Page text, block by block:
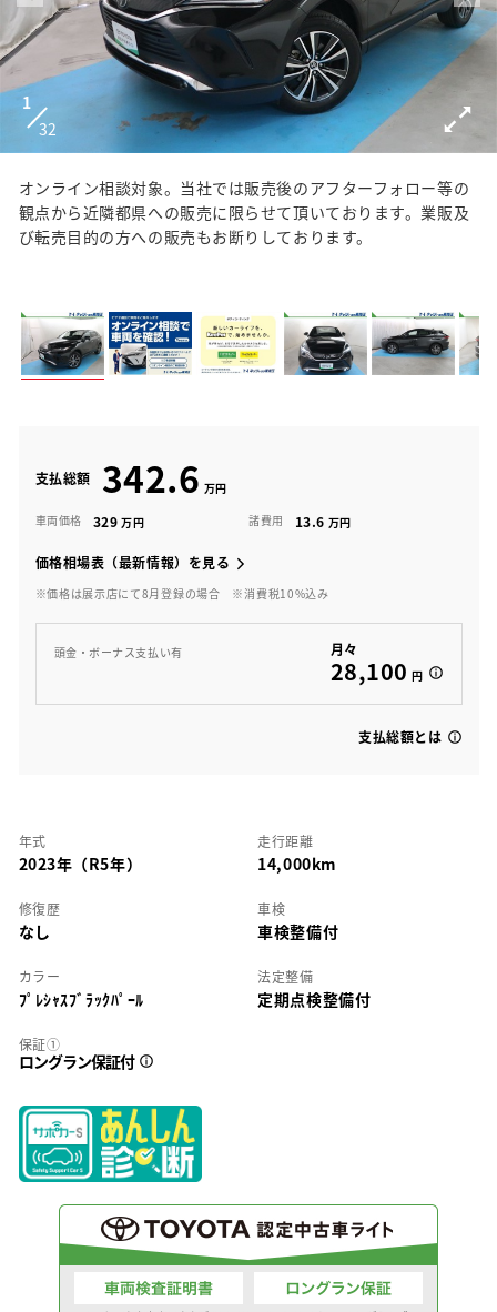
1
32
オンライン相談対象。当社では販売後のアフターフォロー等の
観点から近隣都県への販売に限らせて頂いております。業販及
び転売目的の方への販売もお断りしております。
支払総額 342.6
車両価格 329 諸費用 13.6
価格相場表（最新情報）を見る
※価格は展示店にて8月登録の場合 ※消費税10%込み
頭金・ボーナス支払い有 月々
28,100 円
支払総額とは
年式
2023年（R5年）
走行距離
14,000km
修復歴
なし
車検
車検整備付
カラー
ﾌﾟﾚｼｬｽﾌﾞﾗｯｸﾊﾟｰﾙ
法定整備
定期点検整備付
保証①
ロングラン保証付